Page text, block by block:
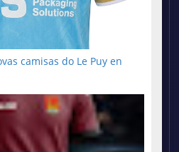
camisas do Le Puy en